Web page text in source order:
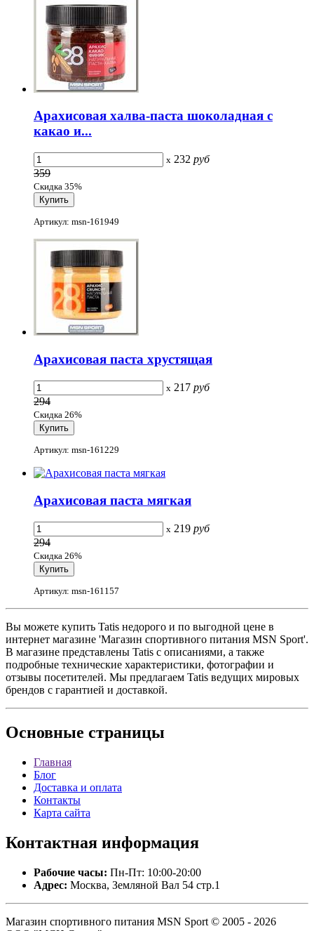
Арахисовая халва-паста шоколадная с
какао и...
x 232 руб
359
Скидка 35%
Артикул: msn-161949
Арахисовая паста хрустящая
x 217 руб
294
Скидка 26%
Артикул: msn-161229
Арахисовая паста мягкая
x 219 руб
294
Скидка 26%
Артикул: msn-161157
Вы можете купить Tatis недорого и по выгодной цене в
интернет магазине 'Магазин спортивного питания MSN Sport'.
В магазине представлены Tatis с описаниями, а также
подробные технические характеристики, фотографии и
отзывы посетителей. Мы предлагаем Tatis ведущих мировых
брендов с гарантией и доставкой.
Основные страницы
Главная
Блог
Доставка и оплата
Контакты
Карта сайта
Контактная информация
Рабочие часы: Пн-Пт: 10:00-20:00
Адрес: Москва, Земляной Вал 54 стр.1
Магазин спортивного питания MSN Sport © 2005 - 2026